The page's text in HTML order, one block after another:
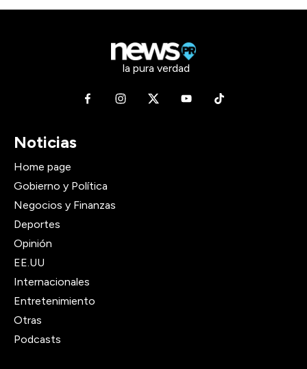
la pura verdad
Noticias
Home page
Gobierno y Política
Negocios y Finanzas
Deportes
Opinión
EE.UU
Internacionales
Entretenimiento
Otras
Podcasts